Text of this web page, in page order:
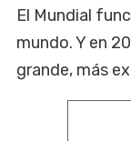
El Mundial
mundo. Y en
grande, más